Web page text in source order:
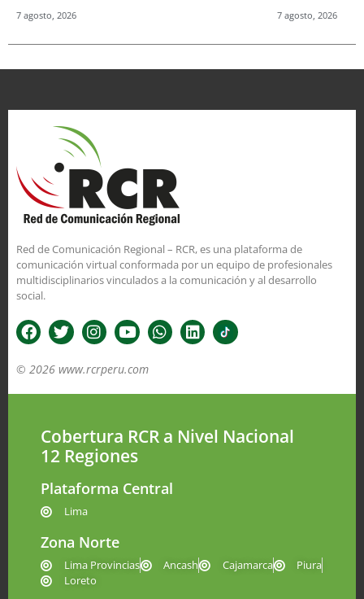
7 agosto, 2026 7 agosto, 2026
Red de Comunicación Regional – RCR, es una plataforma de
comunicación virtual conformada por un equipo de profesionales
multidisciplinarios vinculados a la comunicación y al desarrollo
social.
© 2026 www.rcrperu.com
Cobertura RCR a Nivel Nacional
12 Regiones
Plataforma Central
Lima
Zona Norte
Lima Provincias Ancash Cajamarca
Piura
Loreto